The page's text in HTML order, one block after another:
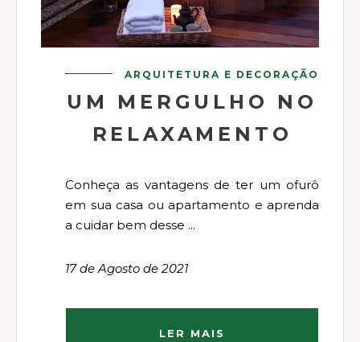
ARQUITETURA E DECORAÇÃO
UM MERGULHO NO
RELAXAMENTO
Conheça as vantagens de ter um ofurô
em sua casa ou apartamento e aprenda
a cuidar bem desse ...
17 de Agosto de 2021
LER MAIS